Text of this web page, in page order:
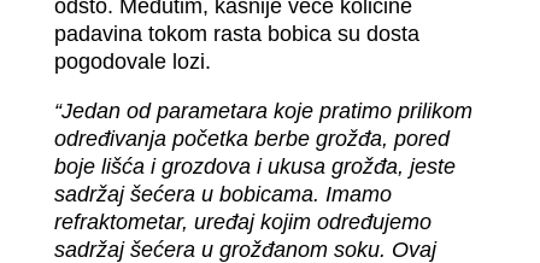
odsto. Međutim, kasnije veće količine
padavina tokom rasta bobica su dosta
pogodovale lozi.
“Jedan od parametara koje pratimo prilikom
određivanja početka berbe grožđa, pored
boje lišća i grozdova i ukusa grožđa, jeste
sadržaj šećera u bobicama. Imamo
refraktometar, uređaj kojim određujemo
sadržaj šećera u grožđanom soku. Ovaj